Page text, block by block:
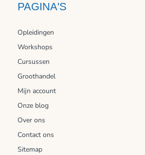
PAGINA'S
Opleidingen
Workshops
Cursussen
Groothandel
Mijn account
Onze blog
Over ons
Contact ons
Sitemap